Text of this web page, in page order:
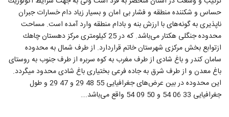
حساس و شكننده منطقه و فشار بی امان و بسیار زیاد دام خسارات جبران
ناپذیری به گونه‌های با ارزش بنه و بادام منطقه وارد آمده است. مساحت
محدوده جنگلی هكتار می‌باشد. كه در 25 كیلومتری مركز دهستان چاهك
ازتوابع بخش مركزی شهرستان خاتم قراردارد. از طرف شمال به محدوده
سامان كندر و باغ شادی از طرف مغرب به كوه سربره از طرف جنوب به روستای
باغ معدن و از طرف شرق به جاده فرعی بختیاری باغ شادی محدود میگردد.
این محدوده در بین عرض‌های جغرافیایی 55 48 29 و 47 29 و طول
جغرافیایی 33 06 54 و 50 09 54 واقع می‌باشد.…